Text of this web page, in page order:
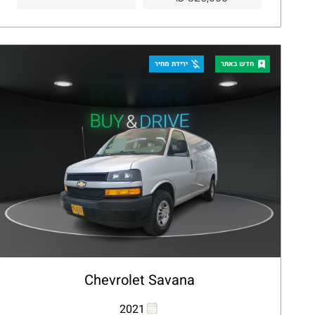
קבלת הצעה
חדש באתר ירידת מחיר
Chevrolet Savana
2021
העתקת קישור Whatsapp